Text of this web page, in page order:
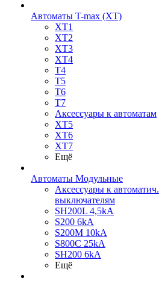
Автоматы T-max (XT)
XT1
XT2
XT3
XT4
T4
T5
T6
T7
Аксессуары к автоматам
XT5
XT6
XT7
Ещё
Автоматы Модульные
Аксессуары к автоматич.
выключателям
SH200L 4,5kA
S200 6kA
S200M 10kA
S800C 25kA
SH200 6kA
Ещё